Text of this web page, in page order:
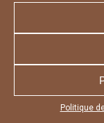
Politique
Appuyez sur le